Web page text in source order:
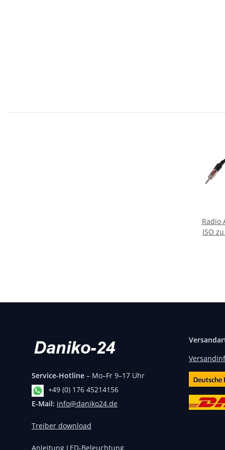
Radio
ISO
Service-Hotline – Mo–Fr 9–17 Uhr
+49 (0) 176 45214156
E-Mail: info@daniko24.de
Treiber download
Anleitung LED-Beleuchtung